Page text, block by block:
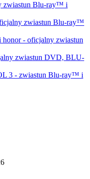
zwiastun Blu-ray™ i
zwiastun Blu-ray™
honor - oficjalny zwiastun
zwiastun DVD, BLU-
3 - zwiastun Blu-ray™ i